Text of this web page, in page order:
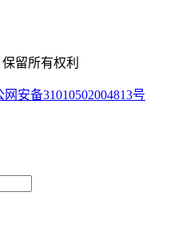
留所有权利
网安备31010502004813号